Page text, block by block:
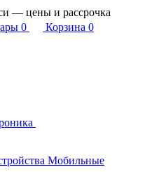
— цены и рассрочка
0 Корзина 0
Мобильные